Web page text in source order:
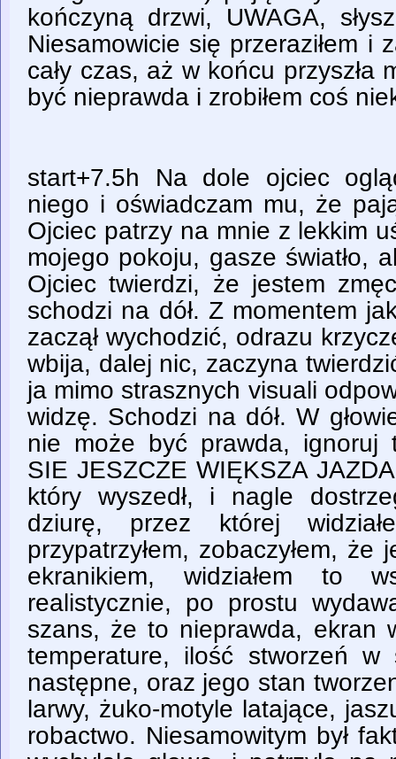
kończyną drzwi, UWAGA,
Niesamowicie się przeraziłem i
cały czas, aż w końcu przyszła
być nieprawda i zrobiłem coś
start+7.5h Na dole ojciec
niego i oświadczam mu, że
Ojciec patrzy na mnie z lekkim
mojego pokoju, gasze światło,
Ojciec twierdzi, że jestem
schodzi na dół. Z momentem
zaczął wychodzić, odrazu
wbija, dalej nic, zaczyna
ja mimo strasznych visuali
widzę. Schodzi na dół. W
nie może być prawda, ignoruj
SIE JESZCZE WIĘKSZA
który wyszedł, i nagle
dziurę, przez której
przypatrzyłem, zobaczyłem, że
ekranikiem, widziałem to
realistycznie, po prostu
szans, że to nieprawda, ekran
temperature, ilość stworzeń
następne, oraz jego stan
larwy, żuko-motyle latające,
robactwo. Niesamowitym był